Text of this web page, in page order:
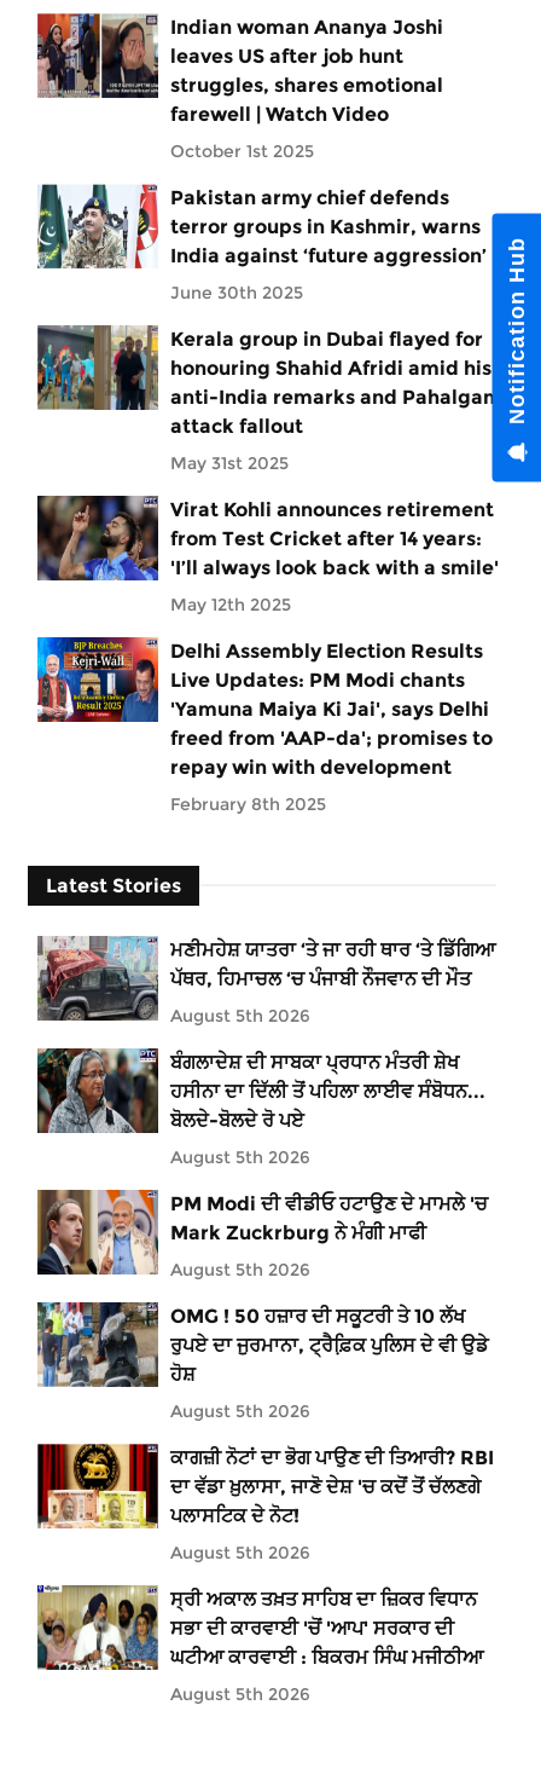
Indian woman Ananya Joshi
leaves US after job hunt
struggles, shares emotional
farewell | Watch Video
October 1st 2025
Pakistan army chief defends
terror groups in Kashmir, warns
India against ‘future aggression’
June 30th 2025
Kerala group in Dubai flayed for
honouring Shahid Afridi amid his
anti-India remarks and Pahalgam
attack fallout
May 31st 2025
Virat Kohli announces retirement
from Test Cricket after 14 years:
'I’ll always look back with a smile'
May 12th 2025
Delhi Assembly Election Results
Live Updates: PM Modi chants
'Yamuna Maiya Ki Jai', says Delhi
freed from 'AAP-da'; promises to
repay win with development
February 8th 2025
Latest Stories
ਮਣੀਮਹੇਸ਼ ਯਾਤਰਾ ‘ਤੇ ਜਾ ਰਹੀ ਥਾਰ ‘ਤੇ ਡਿੱਗਿਆ
ਪੱਥਰ, ਹਿਮਾਚਲ ‘ਚ ਪੰਜਾਬੀ ਨੌਜਵਾਨ ਦੀ ਮੌਤ
August 5th 2026
ਬੰਗਲਾਦੇਸ਼ ਦੀ ਸਾਬਕਾ ਪ੍ਰਧਾਨ ਮੰਤਰੀ ਸ਼ੇਖ
ਹਸੀਨਾ ਦਾ ਦਿੱਲੀ ਤੋਂ ਪਹਿਲਾ ਲਾਈਵ ਸੰਬੋਧਨ...
ਬੋਲਦੇ-ਬੋਲਦੇ ਰੋ ਪਏ
August 5th 2026
PM Modi ਦੀ ਵੀਡੀਓ ਹਟਾਉਣ ਦੇ ਮਾਮਲੇ 'ਚ
Mark Zuckrburg ਨੇ ਮੰਗੀ ਮਾਫੀ
August 5th 2026
OMG ! 50 ਹਜ਼ਾਰ ਦੀ ਸਕੂਟਰੀ ਤੇ 10 ਲੱਖ
ਰੁਪਏ ਦਾ ਜੁਰਮਾਨਾ, ਟ੍ਰੈਫ਼ਿ਼ਕ ਪੁਲਿਸ ਦੇ ਵੀ ਉਡੇ
ਹੋਸ਼
August 5th 2026
ਕਾਗਜ਼ੀ ਨੋਟਾਂ ਦਾ ਭੋਗ ਪਾਉਣ ਦੀ ਤਿਆਰੀ? RBI
ਦਾ ਵੱਡਾ ਖ਼ੁਲਾਸਾ, ਜਾਣੋ ਦੇਸ਼ 'ਚ ਕਦੋਂ ਤੋਂ ਚੱਲਣਗੇ
ਪਲਾਸਟਿਕ ਦੇ ਨੋਟ!
August 5th 2026
ਸ੍ਰੀ ਅਕਾਲ ਤਖ਼ਤ ਸਾਹਿਬ ਦਾ ਜ਼ਿਕਰ ਵਿਧਾਨ
ਸਭਾ ਦੀ ਕਾਰਵਾਈ 'ਚੋਂ 'ਆਪ' ਸਰਕਾਰ ਦੀ
ਘਟੀਆ ਕਾਰਵਾਈ : ਬਿਕਰਮ ਸਿੰਘ ਮਜੀਠੀਆ
August 5th 2026
Notification Hub